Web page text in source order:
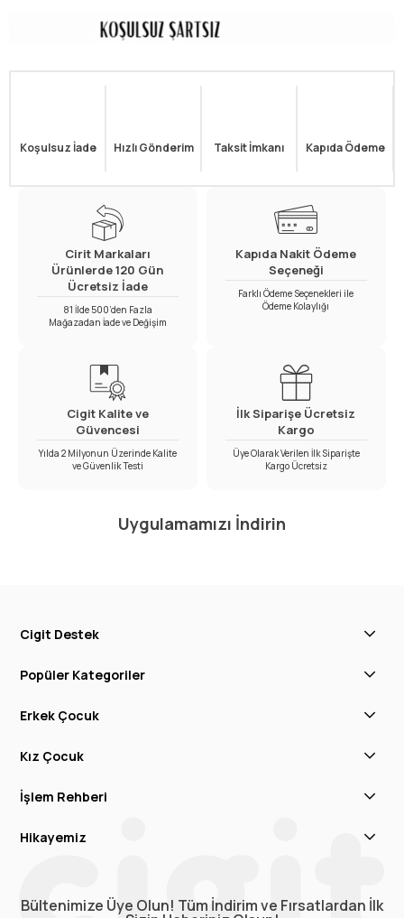
Koşulsuz İade Hızlı Gönderim Taksit İmkanı Kapıda Ödeme
Cirit Markaları
Ürünlerde 120 Gün
Ücretsiz İade
81 İlde 500’den Fazla
Mağazadan İade ve Değişim
Kapıda Nakit Ödeme
Seçeneği
Farklı Ödeme Seçenekleri ile
Ödeme Kolaylığı
Cigit Kalite ve
Güvencesi
Yılda 2 Milyonun Üzerinde Kalite
ve Güvenlik Testi
İlk Siparişe Ücretsiz
Kargo
Üye Olarak Verilen İlk Siparişte
Kargo Ücretsiz
Uygulamamızı İndirin
Cigit Destek
Popüler Kategoriler
Erkek Çocuk
Kız Çocuk
İşlem Rehberi
Hikayemiz
Bültenimize Üye Olun! Tüm İndirim ve Fırsatlardan İlk